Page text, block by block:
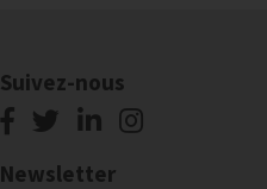
Suivez-nous
Newsletter